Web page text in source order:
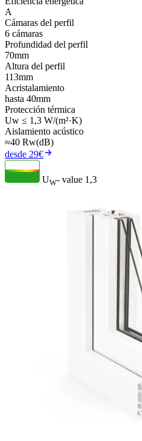
A
Cámaras del perfil
6 cámaras
Profundidad del perfil
70mm
Altura del perfil
113mm
Acristalamiento
hasta 40mm
Protección térmica
Uw ≤ 1,3 W/(m²·K)
Aislamiento acústico
≈40 Rw(dB)
desde 29€
UW- value 1,3